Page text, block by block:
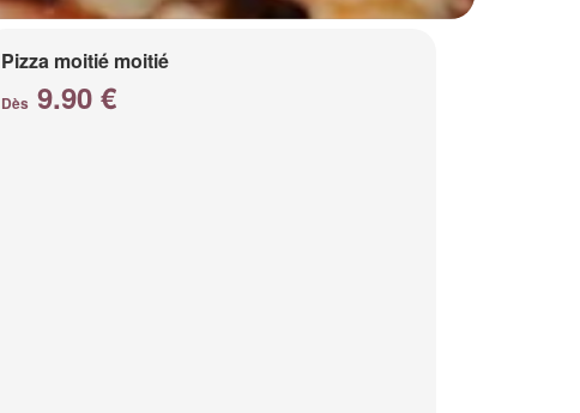
Pizza moitié moitié
Dès 9.90 €